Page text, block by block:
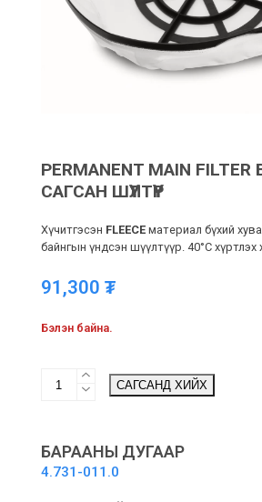
PERMANENT MAIN FILTER
САГСАН ШҮҮЛТҮҮР
Хүчитгэсэн FLEECEматериал бүхий
байнгын үндсэн шүүлтүүр. 40°C
91,300 ₮
Бэлэн байна.
Permanent
main
-
шүүлтүүр
САГСАНД ХИЙХ
БАРААНЫ ДУГААР
4.731-011.0